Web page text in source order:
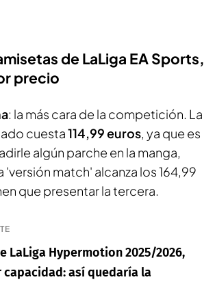
de LaLiga EA Sports,
precio
: la más cara de la competición. La
cuesta114,99 euros, ya que es
algún parche en la manga,
'versión match' alcanza los 164,99
que presentar la tercera.
LaLiga Hypermotion 2025/2026,
así quedaría la